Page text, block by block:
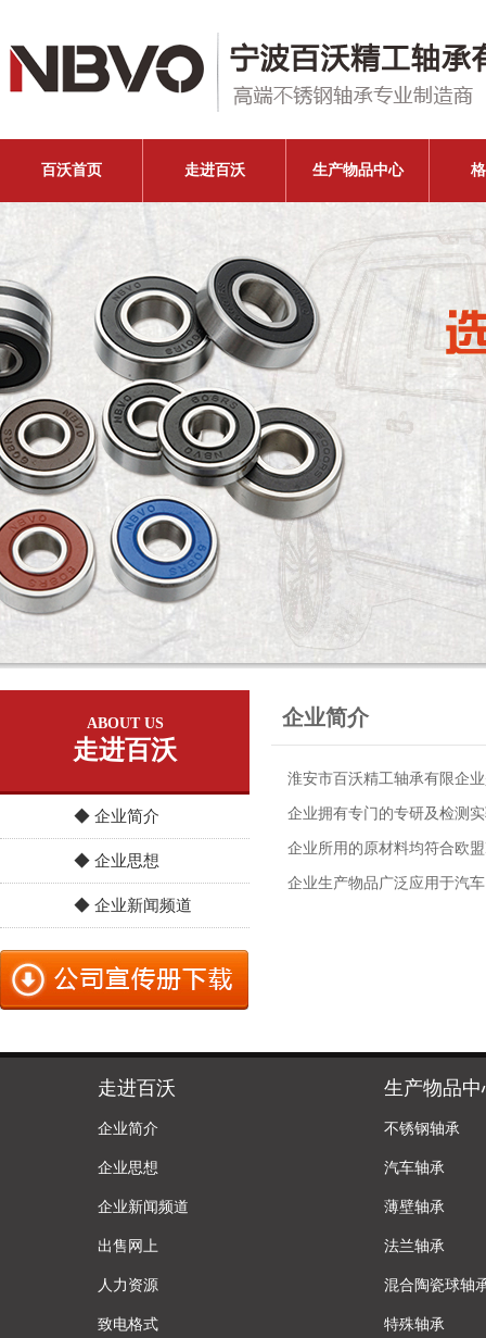
百沃首页 走进百沃 生产物品中心
ABOUT US
走进百沃
◆ 企业简介
◆ 企业思想
◆ 企业新闻频道
企业简介
淮安市百沃精工轴承有限企
企业拥有专门的专研及检测
企业所用的原材料均符合欧
企业生产物品广泛应用于汽
走进百沃
企业简介
企业思想
企业新闻频道
出售网上
人力资源
致电格式
生产物品中
不锈钢轴承
汽车轴承
薄壁轴承
法兰轴承
混合陶瓷球轴
特殊轴承